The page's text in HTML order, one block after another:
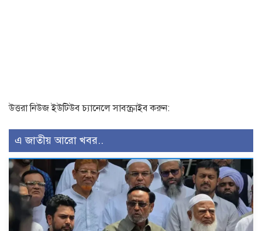
উত্তরা নিউজ ইউটিউব চ্যানেলে সাবস্ক্রাইব করুন:
এ জাতীয় আরো খবর..